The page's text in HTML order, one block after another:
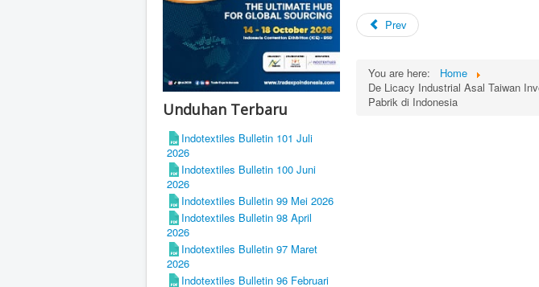
Unduhan Terbaru
Indotextiles Bulletin 101 Juli
2026
Indotextiles Bulletin 100 Juni
2026
Indotextiles Bulletin 99 Mei 2026
Indotextiles Bulletin 98 April
2026
Indotextiles Bulletin 97 Maret
2026
Indotextiles Bulletin 96 Februari
Prev
You are here:
Home
De Licacy Industrial Asal Taiwan
Pabrik di Indonesia